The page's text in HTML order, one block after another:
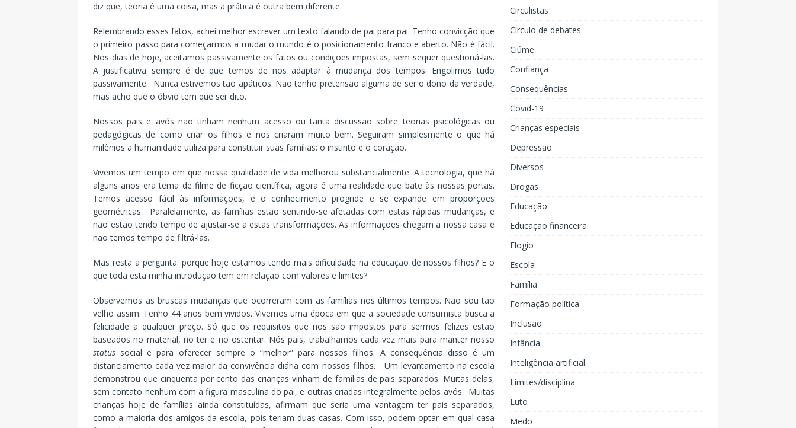
diz que, teoria é uma coisa, mas a prática é outra bem diferente.
Relembrando esses fatos, achei melhor escrever um texto falando de pai para pai. Tenho convicção que
o primeiro passo para começarmos a mudar o mundo é o posicionamento franco e aberto. Não é fácil.
Nos dias de hoje, aceitamos passivamente os fatos ou condições impostas, sem sequer questioná-las.
A justificativa sempre é de que temos de nos adaptar à mudança dos tempos. Engolimos tudo
passivamente. Nunca estivemos tão apáticos. Não tenho pretensão alguma de ser o dono da verdade,
mas acho que o óbvio tem que ser dito.
Nossos pais e avós não tinham nenhum acesso ou tanta discussão sobre teorias psicológicas ou
pedagógicas de como criar os filhos e nos criaram muito bem. Seguiram simplesmente o que há
milênios a humanidade utiliza para constituir suas famílias: o instinto e o coração.
Vivemos um tempo em que nossa qualidade de vida melhorou substancialmente. A tecnologia, que há
alguns anos era tema de filme de ficção científica, agora é uma realidade que bate às nossas portas.
Temos acesso fácil às informações, e o conhecimento progride e se expande em proporções
geométricas. Paralelamente, as famílias estão sentindo-se afetadas com estas rápidas mudanças, e
não estão tendo tempo de ajustar-se a estas transformações. As informações chegam a nossa casa e
não temos tempo de filtrá-las.
Mas resta a pergunta: porque hoje estamos tendo mais dificuldade na educação de nossos filhos? E o
que toda esta minha introdução tem em relação com valores e limites?
Observemos as bruscas mudanças que ocorreram com as famílias nos últimos tempos. Não sou tão
velho assim. Tenho 44 anos bem vividos. Vivemos uma época em que a sociedade consumista busca a
felicidade a qualquer preço. Só que os requisitos que nos são impostos para sermos felizes estão
baseados no material, no ter e no ostentar. Nós pais, trabalhamos cada vez mais para manter nosso
status social e para oferecer sempre o “melhor” para nossos filhos. A consequência disso é um
distanciamento cada vez maior da convivência diária com nossos filhos. Um levantamento na escola
demonstrou que cinquenta por cento das crianças vinham de famílias de pais separados. Muitas delas,
sem contato nenhum com a figura masculina do pai, e outras criadas integralmente pelos avós. Muitas
crianças hoje de famílias ainda constituídas, afirmam que seria uma vantagem ter pais separados,
como a maioria dos amigos da escola, pois teriam duas casas. Com isso, podem optar em qual casa
Circulistas
Círculo de debates
Ciúme
Confiança
Consequências
Covid-19
Crianças especiais
Depressão
Diversos
Drogas
Educação
Educação financeira
Elogio
Escola
Família
Formação política
Inclusão
Infância
Inteligência artificial
Limites/disciplina
Luto
Medo